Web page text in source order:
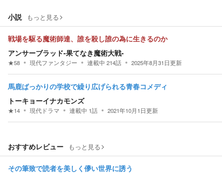
小説 もっと見る
戦場を駆る魔術師達、誰を殺し誰の為に生きるのか
アンサーブラッド-果てなき魔術大戦-
★58 現代ファンタジー 連載中 214話 2025年8月31日更新
馬鹿ばっかりの学校で繰り広げられる青春コメディ
トーキョーイナカモンズ
★14 現代ドラマ 連載中 1話 2021年10月1日更新
おすすめレビュー もっと見る
その筆致で読者を美しく儚い世界に誘う